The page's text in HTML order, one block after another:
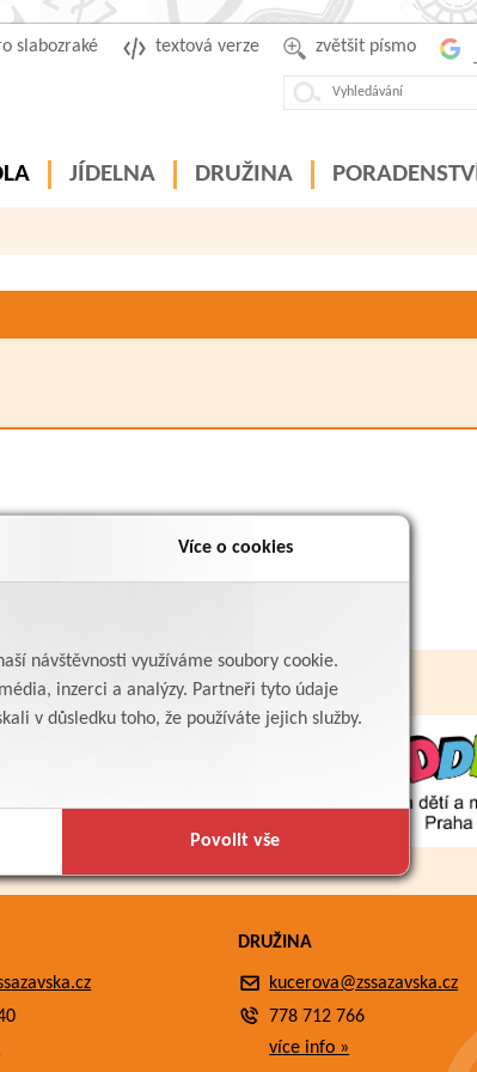
Více o cookies
návštěvnosti využíváme soubory cookie.
inzerci a analýzy. Partneři tyto údaje
v důsledku toho, že používáte jejich služby.
Povolit vše
zvětšit písmo
textová verze
slabozraké
JÍDELNA DRUŽINA PORADENSTVÍ
DRUŽINA
kucerova@zssazavska.cz
778 712 766
více info »